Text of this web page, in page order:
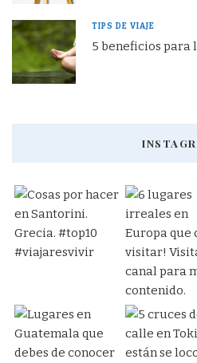
TIPS DE VIAJE
5 beneficios para